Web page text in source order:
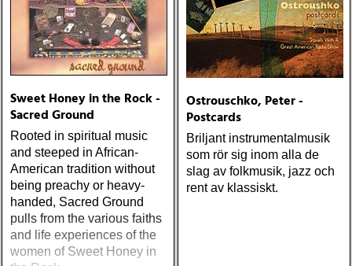
Sweet Honey in the Rock -
Sacred Ground
Rooted in spiritual music
and steeped in African-
American tradition without
being preachy or heavy-
handed, Sacred Ground
pulls from the various faiths
and life experiences of the
women of Sweet Honey in
Ostrouschko, Peter -
Postcards
Briljant instrumentalmusik
som rör sig inom alla de
slag av folkmusik, jazz och
rent av klassiskt.